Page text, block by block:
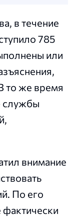
в течение
785
или
то же время
службы
внимание
По его